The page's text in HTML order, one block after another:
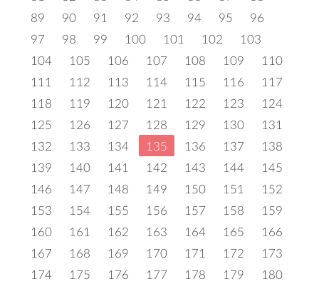
89
90 91 92 93 94 95
96
97
98 99 100 101 102
103
104
105 106 107 108 109
110
111
112 113 114 115 116
117
118
119 120 121 122 123
124
125
126 127 128 129 130
131
132
133 134 135 136 137
138
139
140 141 142 143 144
145
146
147 148 149 150 151
152
153
154 155 156 157 158
159
160
161 162 163 164 165
166
167
168 169 170 171 172
173
174
175 176 177 178 179
180